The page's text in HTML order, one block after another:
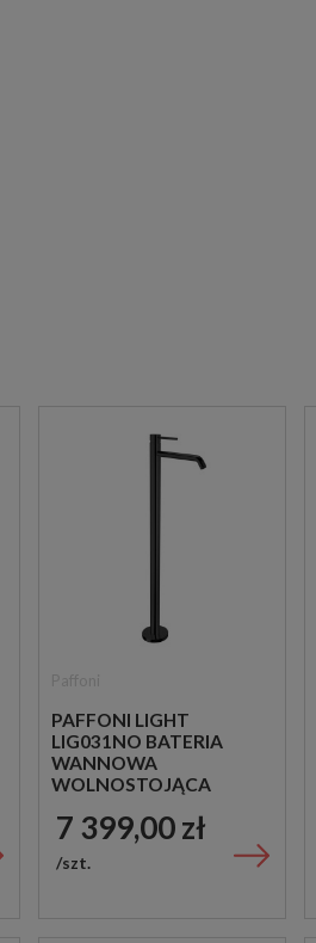
PAFFONI LIGHT
LIG031NO BATERIA
WANNOWA
WOLNOSTOJĄCA
7 399,00 zł
szt.